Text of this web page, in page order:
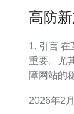
高防
1. 引言 在互联网时代，选择合适的服务器对企业发展至关
重要。尤
障网站的
加坡服务
2026年2